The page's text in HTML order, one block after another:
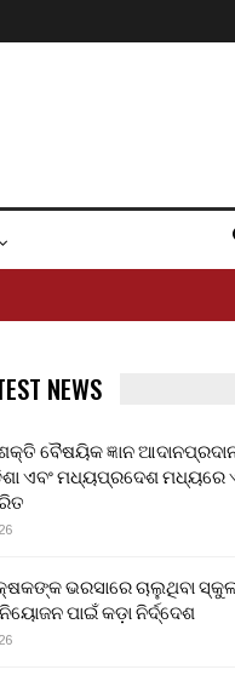
NEWS
ବୈଷୟିକ ଜ୍ଞାନ
ଏବଂ ମଧ୍ୟପ୍ରଦେଶ
ଭରସାରେ ଚାଲୁଥିବା
ପାଇଁ କଡ଼ା ନିର୍ଦ୍ଦେଶ